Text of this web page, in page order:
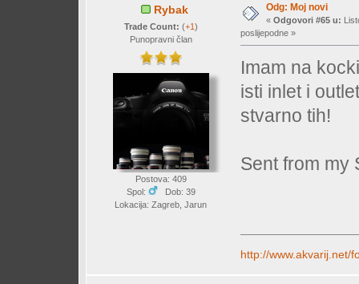
Rybak
Trade Count: (+1)
Punopravni član
Postova: 409
Spol:
Dob: 39
Lokacija: Zagreb, Jarun
Odg: Moj novi
« Odgovori #65 u:
poslijepodne »
Imam na
isti inlet i
stvarno tih!
Sent from my
http://www.akvarij.net/